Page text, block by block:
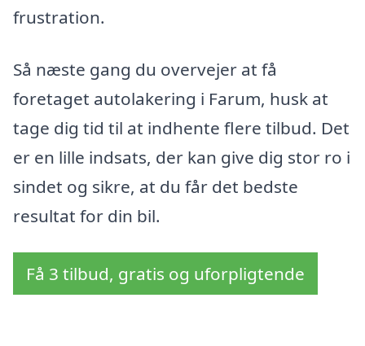
frustration.
Så næste gang du overvejer at få
foretaget autolakering i Farum, husk at
tage dig tid til at indhente flere tilbud. Det
er en lille indsats, der kan give dig stor ro i
sindet og sikre, at du får det bedste
resultat for din bil.
Få 3 tilbud, gratis og uforpligtende